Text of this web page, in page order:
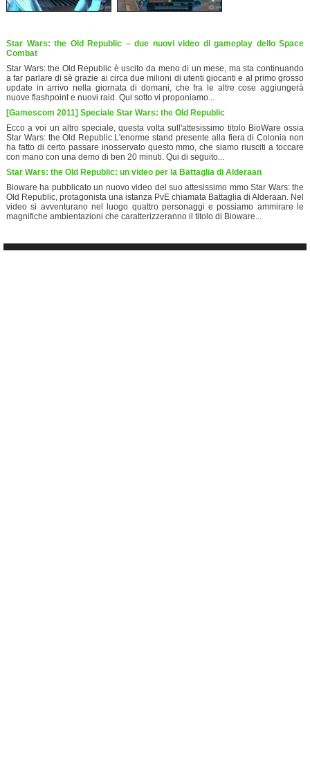
Star Wars: the Old Republic – due nuovi video di gameplay dello Space
Combat
Star Wars: the Old Republic è uscito da meno di un mese, ma sta continuando
a far parlare di sè grazie ai circa due milioni di utenti giocanti e al primo grosso
update in arrivo nella giornata di domani, che fra le altre cose aggiungerà
nuove flashpoint e nuovi raid. Qui sotto vi proponiamo...
[Gamescom 2011] Speciale Star Wars: the Old Republic
Ecco a voi un altro speciale, questa volta sull'attesissimo titolo BioWare ossia
Star Wars: the Old Republic.L'enorme stand presente alla fiera di Colonia non
ha fatto di certo passare inosservato questo mmo, che siamo riusciti a toccare
con mano con una demo di ben 20 minuti. Qui di seguito...
Star Wars: the Old Republic: un video per la Battaglia di Alderaan
Bioware ha pubblicato un nuovo video del suo attesissimo mmo Star Wars: the
Old Republic, protagonista una istanza PvE chiamata Battaglia di Alderaan. Nel
video si avventurano nel luogo quattro personaggi e possiamo ammirare le
magnifiche ambientazioni che caratterizzeranno il titolo di Bioware...